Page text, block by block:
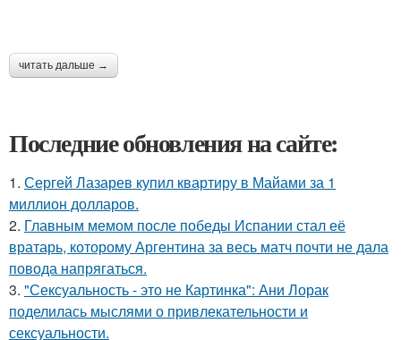
читать дальше →
Последние обновления на сайте:
1. Сергей Лазарев купил квартиру в Майами за 1
миллион долларов.
2. Главным мемом после победы Испании стал её
вратарь, которому Аргентина за весь матч почти не дала
повода напрягаться.
3. "Сексуальность - это не Картинка": Ани Лорак
поделилась мыслями о привлекательности и
сексуальности.